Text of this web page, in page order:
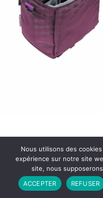
Partenariat Contact
Copyright © 2026 - Propulsé
Nous utilisons des
expérience sur notre site
site, nous
ACCEPTER
REFUSER